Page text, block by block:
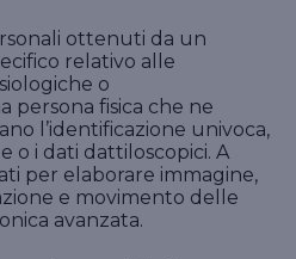
ottenuti da un
relativo alle
o
persona fisica che ne
l’identificazione univoca,
o i dati dattiloscopici. A
per elaborare immagine,
e movimento delle
avanzata.